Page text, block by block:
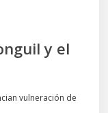
y el
vulneración de